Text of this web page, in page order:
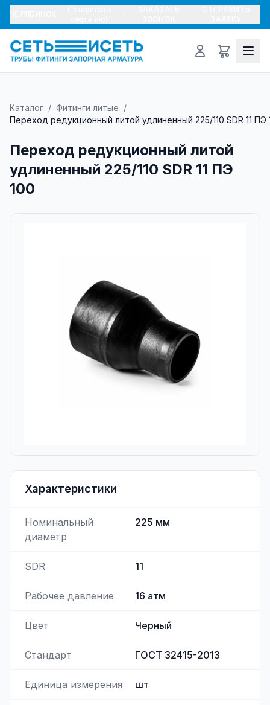
Каталог / Фитинги литые /
Переход редукционный литой удлиненный 225/110 SDR 11 ПЭ
Переход редукционный литой
удлиненный 225/110 SDR 11 ПЭ
100
Характеристики
Номинальный
диаметр
225 мм
SDR 11
Рабочее давление 16 атм
Цвет Черный
Стандарт ГОСТ 32415-2013
Единица измерения шт